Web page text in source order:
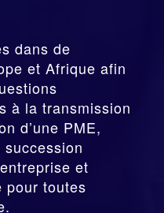
dans de
et Afrique afin
à la transmission
d’une PME,
succession
et
pour toutes